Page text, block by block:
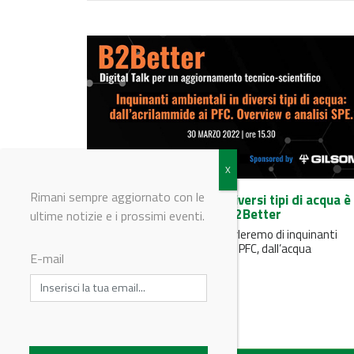
Inquinanti ambientali in diversi tipi di acqua
tema del prossimo talk B2Better
Il 30 Marzo 2022 alle 15.30 parleremo di inquinanti
ambientali dall’acrilammide ai PFC, dall’acqua
Rimani sempre aggiornato con le
ultime notizie e i prossimi eventi.
E-mail